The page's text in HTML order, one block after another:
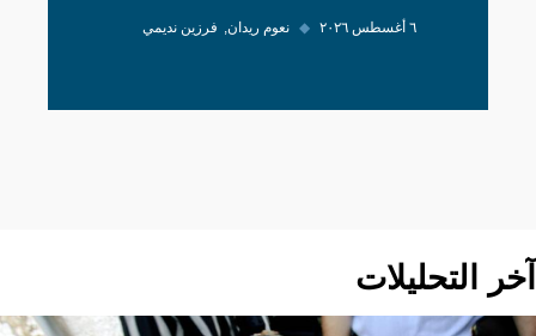
٦ أغسطس ٢٠٢٦ ◆ نعوم ريدان فرزين نديمي
آخر التحليلات